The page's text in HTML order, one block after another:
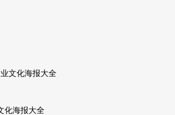
文化海报大全
化海报大全